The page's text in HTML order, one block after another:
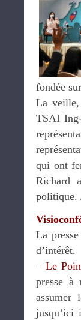
fondée
La veille,
TSAI
qui ont
Richard
politique.
La
d’intérêt.
– Le
presse à
jusqu’ici